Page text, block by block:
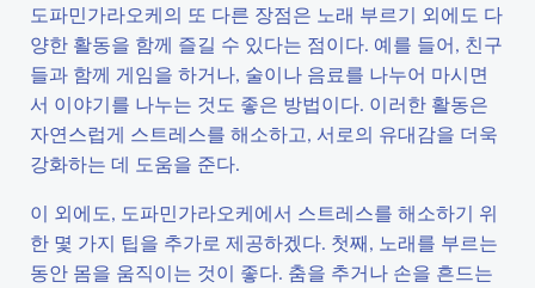
도파민가라오케의 또 다른 장점은 노래 부르기 외에도 다
양한 활동을 함께 즐길 수 있다는 점이다. 예를 들어, 친구
들과 함께 게임을 하거나, 술이나 음료를 나누어 마시면
서 이야기를 나누는 것도 좋은 방법이다. 이러한 활동은
자연스럽게 스트레스를 해소하고, 서로의 유대감을 더욱
강화하는 데 도움을 준다.
이 외에도, 도파민가라오케에서 스트레스를 해소하기 위
한 몇 가지 팁을 추가로 제공하겠다. 첫째, 노래를 부르는
동안 몸을 움직이는 것이 좋다. 춤을 추거나 손을 흔드는